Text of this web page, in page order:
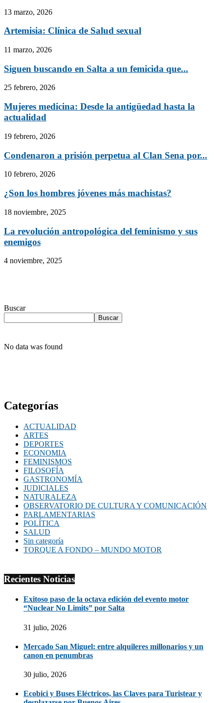
13 marzo, 2026
Artemisia: Clínica de Salud sexual
11 marzo, 2026
Siguen buscando en Salta a un femicida que...
25 febrero, 2026
Mujeres medicina: Desde la antigüedad hasta la
actualidad
19 febrero, 2026
Condenaron a prisión perpetua al Clan Sena por...
10 febrero, 2026
¿Son los hombres jóvenes más machistas?
18 noviembre, 2025
La revolución antropológica del feminismo y sus
enemigos
4 noviembre, 2025
Buscar
Buscar
No data was found
Categorías
ACTUALIDAD
ARTES
DEPORTES
ECONOMIA
FEMINISMOS
FILOSOFÍA
GASTRONOMÍA
JUDICIALES
NATURALEZA
OBSERVATORIO DE CULTURA Y COMUNICACIÓN
PARLAMENTARIAS
POLÍTICA
SALUD
Sin categoría
TORQUE A FONDO – MUNDO MOTOR
Recientes Noticias
Exitoso paso de la octava edición del evento motor
“Nuclear No Limits” por Salta
31 julio, 2026
Mercado San Miguel: entre alquileres millonarios y un
canon en penumbras
30 julio, 2026
Ecobici y Buses Eléctricos, las Claves para Turistear y